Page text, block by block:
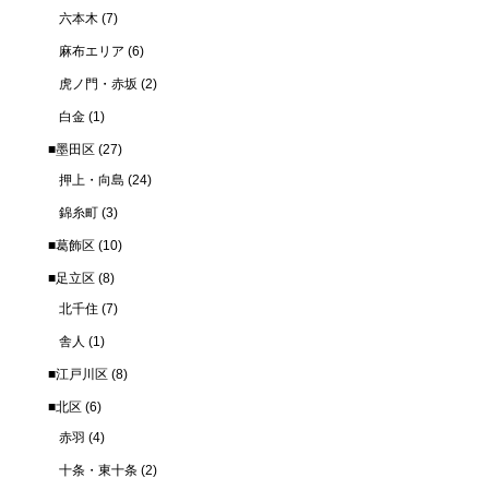
六本木 (7)
麻布エリア (6)
虎ノ門・赤坂 (2)
白金 (1)
■墨田区 (27)
押上・向島 (24)
錦糸町 (3)
■葛飾区 (10)
■足立区 (8)
北千住 (7)
舎人 (1)
■江戸川区 (8)
■北区 (6)
赤羽 (4)
十条・東十条 (2)